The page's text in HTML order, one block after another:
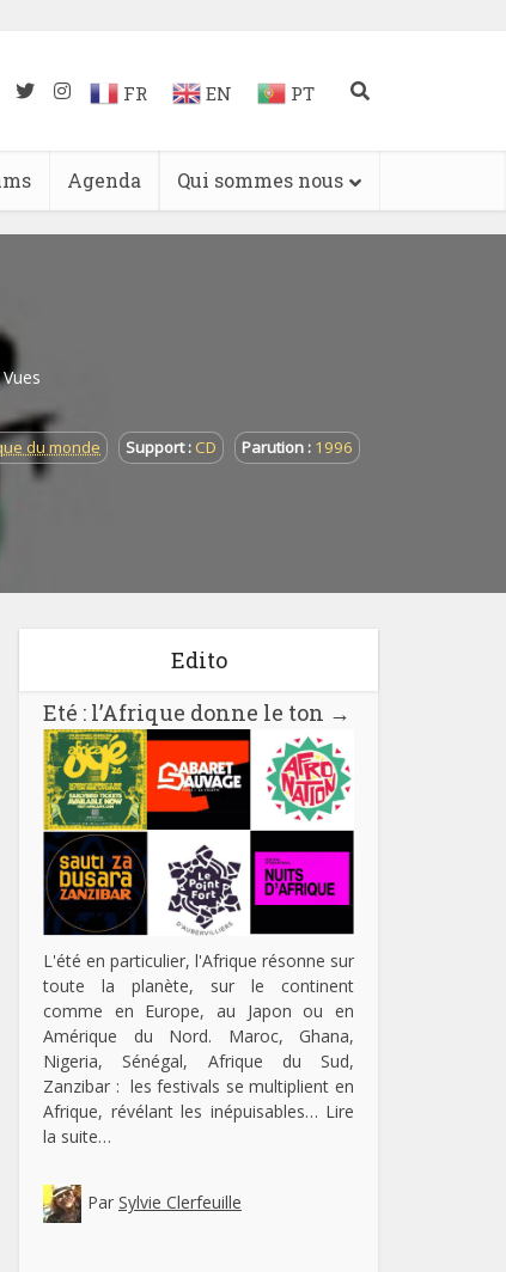
FR EN PT
Agenda Qui sommes nous
du monde Support : CD Parution : 1996
Edito
Eté : l’Afrique donne le ton →
L'été en particulier, l'Afrique résonne sur
toute la planète, sur le continent
comme en Europe, au Japon ou en
Amérique du Nord. Maroc, Ghana,
Nigeria, Sénégal, Afrique du Sud,
Zanzibar : les festivals se multiplient en
Afrique, révélant les inépuisables… Lire
la suite…
Par Sylvie Clerfeuille